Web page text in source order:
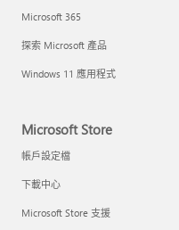
Microsoft 365
探索 Microsoft 產品
Windows 11 應用程式
Microsoft Store
帳戶設定檔
下載中心
Microsoft Store 支援